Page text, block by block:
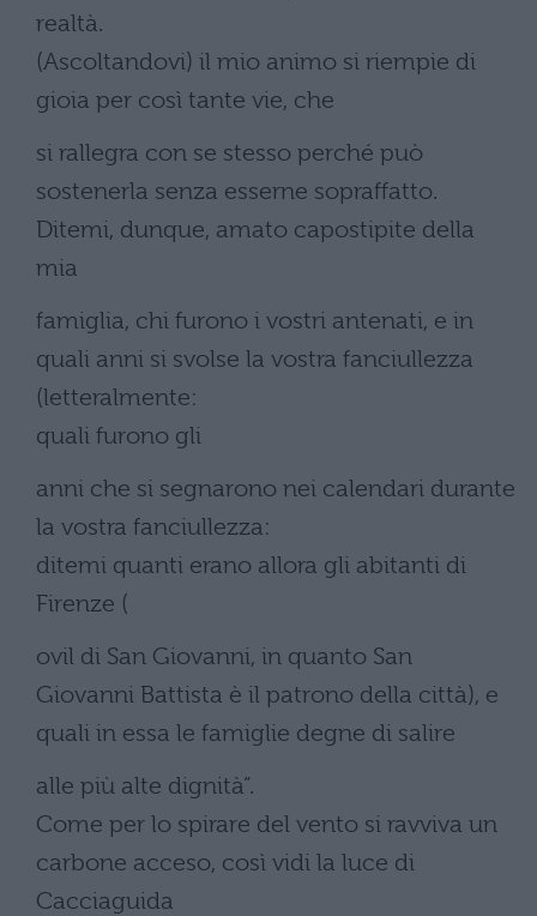
realtà.
(Ascoltandovi) il mio animo si riempie di
gioia per così tante vie, che
si rallegra con se stesso perché può
sostenerla senza esserne sopraffatto.
Ditemi, dunque, amato capostipite della
mia
famiglia, chi furono i vostri antenati, e in
quali anni si svolse la vostra fanciullezza
(letteralmente:
quali furono gli
anni che si segnarono nei calendari durante
la vostra fanciullezza:
ditemi quanti erano allora gli abitanti di
Firenze (
ovil di San Giovanni, in quanto San
Giovanni Battista è il patrono della città), e
quali in essa le famiglie degne di salire
alle più alte dignità”.
Come per lo spirare del vento si ravviva un
carbone acceso, così vidi la luce di
Cacciaguida